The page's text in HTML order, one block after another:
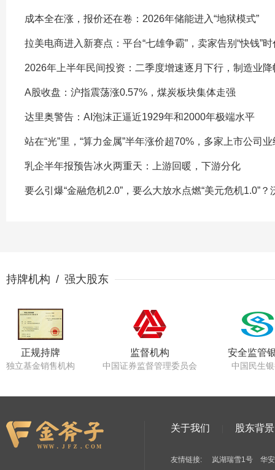
成本全在涨，报价还在卷：2026年储能进入“地狱模式”
拉美电商进入新赛点：平台“七雄争霸”，卖家告别“快钱”时
2026年上半年民间投资：二季度增速逐月下行，制造业降
A股收盘：沪指震荡涨0.57%，煤炭板块集体走强
达里奥警告：AI泡沫正逼近1929年和2000年极端水平
站在“光”里，“算力金属”半年涨价超70%，多家上市公司
乳企半年报预告冰火两重天：上游回暖，下游分化
要么引爆“金融危机2.0”，要么大放水点燃“美元危机1.0”
持牌机构 / 强大股东
正规持牌
独立基金销售机构
监督机构
中国证券监督管理委员会
安全监管
中国民生
关于我们 股东背景
友情链接: 岚湖瑞雪1号
华